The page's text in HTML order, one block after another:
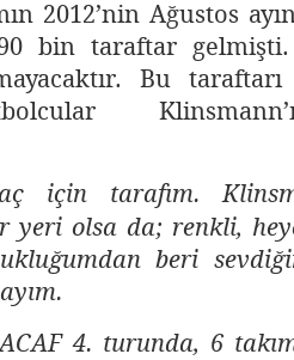
2012’nin Ağustos
90 bin taraftar
Bu taraftarı
için tarafım.
yeri olsa da; renkli,
beri
4. turunda, 6